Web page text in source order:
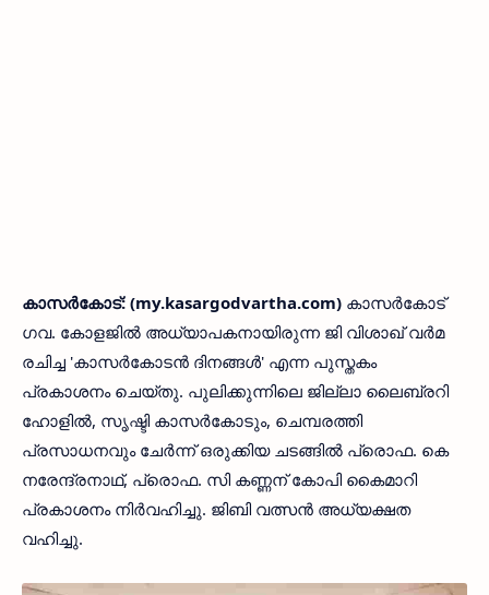
കാസർകോട്: (my.kasargodvartha.com) കാസർകോട്
ഗവ. കോളജിൽ അധ്യാപകനായിരുന്ന ജി വിശാഖ് വർമ
രചിച്ച 'കാസർകോടൻ ദിനങ്ങൾ' എന്ന പുസ്തകം
പ്രകാശനം ചെയ്തു. പുലിക്കുന്നിലെ ജില്ലാ ലൈബ്രറി
ഹോളിൽ, സൃഷ്ടി കാസർകോടും, ചെമ്പരത്തി
പ്രസാധനവും ചേർന്ന് ഒരുക്കിയ ചടങ്ങിൽ പ്രൊഫ. കെ
നരേന്ദ്രനാഥ്, പ്രൊഫ. സി കണ്ണന് കോപി കൈമാറി
പ്രകാശനം നിർവഹിച്ചു. ജിബി വത്സൻ അധ്യക്ഷത
വഹിച്ചു.